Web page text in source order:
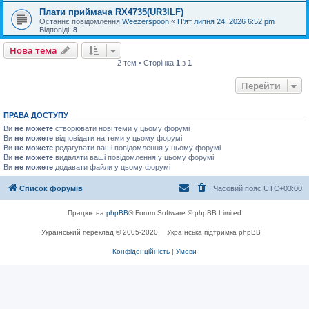
Плати приймача RX4735(UR3ILF)
Останнє повідомлення Weezerspoon « П'ят липня 24, 2026 6:52 pm
Відповіді: 8
Нова тема
2 тем • Сторінка 1 з 1
Перейти
ПРАВА ДОСТУПУ
Ви не можете створювати нові теми у цьому форумі
Ви не можете відповідати на теми у цьому форумі
Ви не можете редагувати ваші повідомлення у цьому форумі
Ви не можете видаляти ваші повідомлення у цьому форумі
Ви не можете додавати файли у цьому форумі
Список форумів Часовий пояс UTC+03:00
Працює на phpBB® Forum Software © phpBB Limited
Український переклад © 2005-2020 Українська підтримка phpBB
Конфіденційність | Умови